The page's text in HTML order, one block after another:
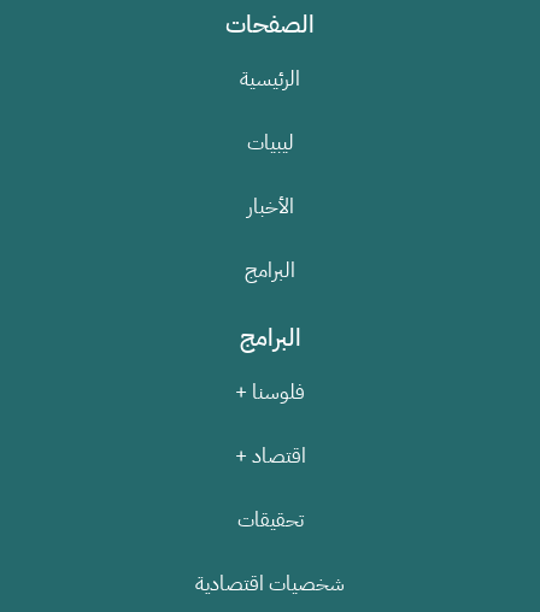
الصفحات
الرئيسية
ليبيات
الأخبار
البرامج
البرامج
فلوسنا +
اقتصاد +
تحقيقات
شخصيات اقتصادية